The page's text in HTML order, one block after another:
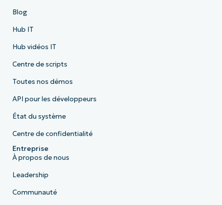
Blog
Hub IT
Hub vidéos IT
Centre de scripts
Toutes nos démos
API pour les développeurs
État du système
Centre de confidentialité
Entreprise
À propos de nous
Leadership
Communauté